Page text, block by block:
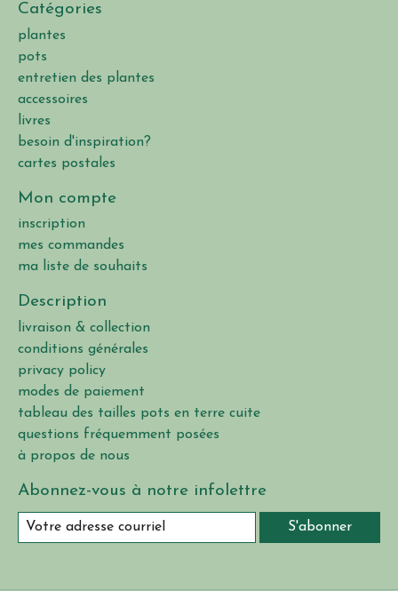
Catégories
plantes
pots
entretien des plantes
accessoires
livres
besoin d'inspiration?
cartes postales
Mon compte
inscription
mes commandes
ma liste de souhaits
Description
livraison & collection
conditions générales
privacy policy
modes de paiement
tableau des tailles pots en terre cuite
questions fréquemment posées
à propos de nous
Abonnez-vous à notre infolettre
S'abonner